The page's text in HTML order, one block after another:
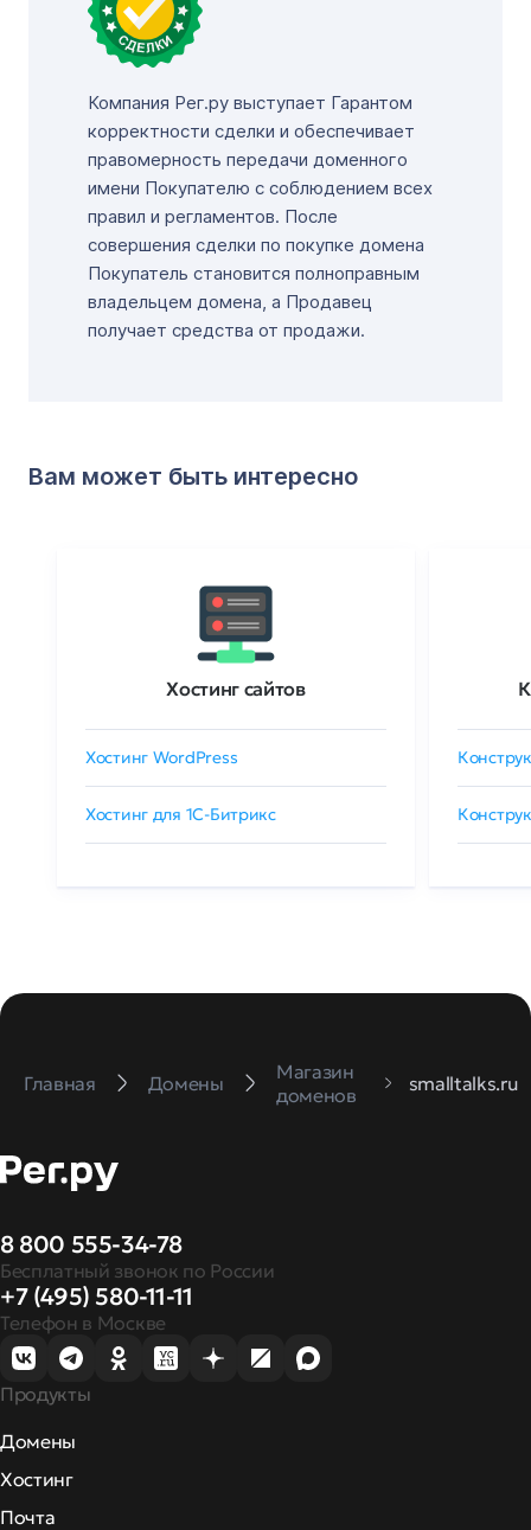
Компания Рег.ру выступает Гарантом
корректности сделки и обеспечивает
правомерность передачи доменного
имени Покупателю с соблюдением всех
правил и регламентов. После
совершения сделки по покупке домена
Покупатель становится полноправным
владельцем домена, а Продавец
получает средства от продажи.
Вам может быть интересно
Хостинг сайтов
Хостинг WordPress
Хостинг для 1C-Битрикс
Главная Домены
Магазин
доменов
smalltalks.ru
8 800 555-34-78
Бесплатный звонок по России
+7 (495) 580-11-11
Телефон в Москве
Продукты
Домены
Хостинг
Почта